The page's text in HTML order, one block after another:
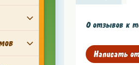
0 отзывов к
Написать